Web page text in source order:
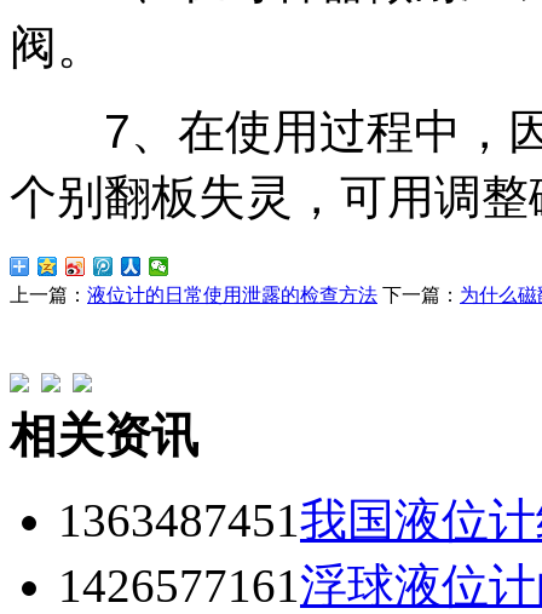
阀。
7、在使用过程中，因
个别翻板失灵，可用调
上一篇： 液位计的日常使用泄露的检查方法 下一篇： 为什么
相关资讯
1363487451我国液位
1426577161浮球液位